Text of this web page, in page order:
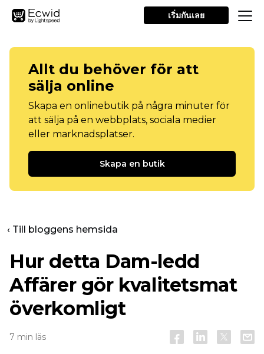
เริ่มกันเลย
Allt du behöver för att
sälja online
Skapa en onlinebutik på några minuter för
att sälja på en webbplats, sociala medier
eller marknadsplatser.
Skapa en butik
‹ Till bloggens hemsida
Hur detta Dam-ledd
Affärer gör kvalitetsmat
överkomligt
7 min läs